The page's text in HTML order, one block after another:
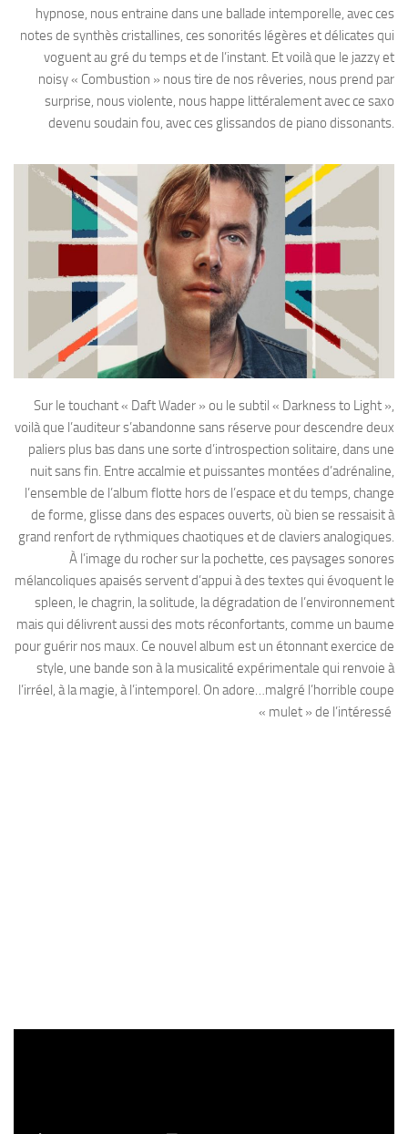
hypnose, nous entraine dans une ballade intemporelle, avec ces
notes de synthès cristallines, ces sonorités légères et délicates qui
voguent au gré du temps et de l’instant. Et voilà que le jazzy et
noisy « Combustion » nous tire de nos rêveries, nous prend par
surprise, nous violente, nous happe littéralement avec ce saxo
devenu soudain fou, avec ces glissandos de piano dissonants.
Sur le touchant « Daft Wader » ou le subtil « Darkness to Light »,
voilà que l’auditeur s’abandonne sans réserve pour descendre deux
paliers plus bas dans une sorte d’introspection solitaire, dans une
nuit sans fin. Entre accalmie et puissantes montées d’adrénaline,
l’ensemble de l’album flotte hors de l’espace et du temps, change
de forme, glisse dans des espaces ouverts, où bien se ressaisit à
grand renfort de rythmiques chaotiques et de claviers analogiques.
À l’image du rocher sur la pochette, ces paysages sonores
mélancoliques apaisés servent d’appui à des textes qui évoquent le
spleen, le chagrin, la solitude, la dégradation de l’environnement
mais qui délivrent aussi des mots réconfortants, comme un baume
pour guérir nos maux. Ce nouvel album est un étonnant exercice de
style, une bande son à la musicalité expérimentale qui renvoie à
l’irréel, à la magie, à l’intemporel. On adore…malgré l’horrible coupe
« mulet » de l’intéressé